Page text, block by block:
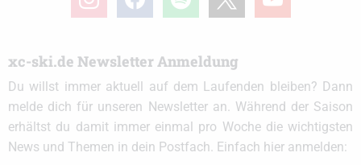
xc-ski.de Newsletter Anmeldung
Du willst immer aktuell auf dem Laufenden bleiben? Dann
melde dich für unseren Newsletter an. Während der Saison
erhältst du damit immer einmal pro Woche die wichtigsten
News und Themen in dein Postfach. Einfach hier anmelden: